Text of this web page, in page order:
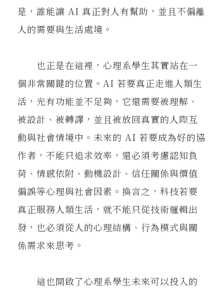
是，誰能讓 AI 真正對人有幫助，並且不偏離
人的需要與生活處境。
也正是在這裡，心理系學生其實站在一
個非常關鍵的位置。AI 若要真正走進人類生
活，光有功能並不足夠，它還需要被理解、
被設計、被轉譯，並且被放回真實的人際互
動與社會情境中。未來的 AI 若要成為好的協
作者，不能只追求效率，還必須考慮認知負
荷、情感依附、動機設計、信任關係與價值
偏誤等心理與社會因素。換言之，科技若要
真正服務人類生活，就不能只從技術邏輯出
發，也必須從人的心理結構、行為模式與關
係需求來思考。
這也開啟了心理系學生未來可以投入的